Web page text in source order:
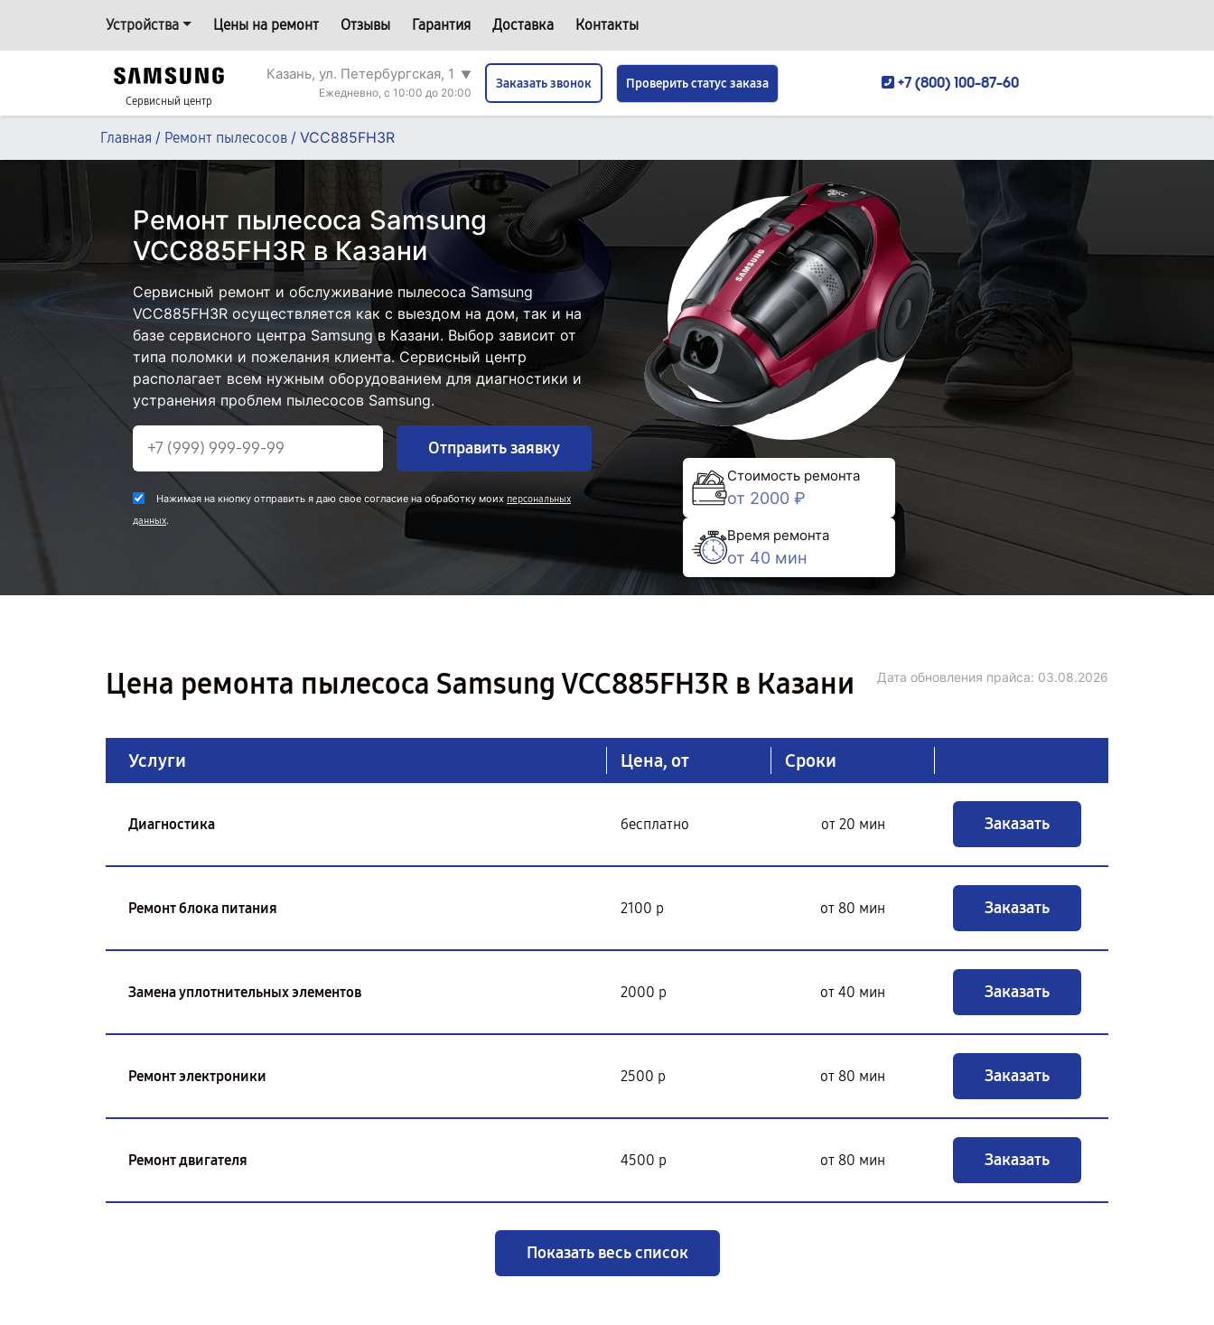
Устройства Цены на ремонт Отзывы Гарантия Доставка Контакты
Сервисный центр
Казань, ул. Петербургская, 1
▼
Ежедневно, с 10:00 до 20:00
Заказать звонок Проверить статус заказа +7 (800) 100-87-60
Главная / Ремонт пылесосов / VCC885FH3R
Ремонт пылесоса Samsung
VCC885FH3R в Казани
Сервисный ремонт и обслуживание пылесоса Samsung
VCC885FH3R осуществляется как с выездом на дом, так и на
базе сервисного центра Samsung в Казани. Выбор зависит от
типа поломки и пожелания клиента. Сервисный центр
располагает всем нужным оборудованием для диагностики и
устранения проблем пылесосов Samsung.
Отправить заявку
Нажимая на кнопку отправить я даю свое согласие на обработку моих персональных
данных.
Стоимость ремонта
от 2000 ₽
Время ремонта
от 40 мин
Цена ремонта пылесоса Samsung VCC885FH3R в Казани Дата обновления прайса: 03.08.2026
Услуги Цена, от Сроки
Диагностика бесплатно от 20 мин Заказать
Ремонт блока питания 2100 р от 80 мин Заказать
Замена уплотнительных элементов 2000 р от 40 мин Заказать
Ремонт электроники 2500 р от 80 мин Заказать
Ремонт двигателя 4500 р от 80 мин Заказать
Показать весь список